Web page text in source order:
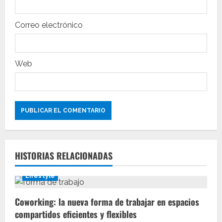
d
a
s
Correo electrónico
Web
HISTORIAS RELACIONADAS
Lifestyle
Coworking: la nueva forma de trabajar en espacios
compartidos eficientes y flexibles